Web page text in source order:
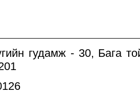
гудамж - 30, Бага